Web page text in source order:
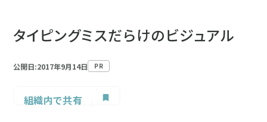
タイピングミスだらけのビジュアル
公開日:2017年9月14日 PR
組織内で共有